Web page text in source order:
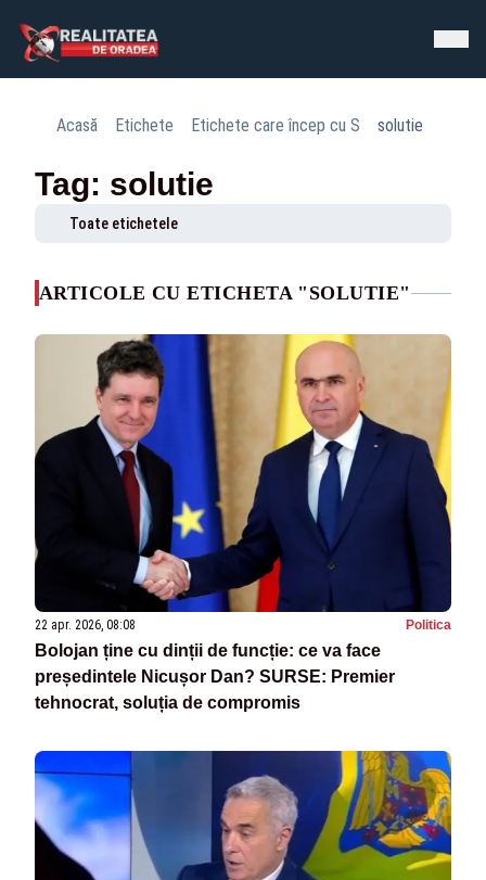
Acasă Etichete Etichete care încep cu S solutie
Tag: solutie
Toate etichetele
ARTICOLE CU ETICHETA "SOLUTIE"
22 apr. 2026, 08:08 Politica
Bolojan ține cu dinții de funcție: ce va face
președintele Nicușor Dan? SURSE: Premier
tehnocrat, soluția de compromis